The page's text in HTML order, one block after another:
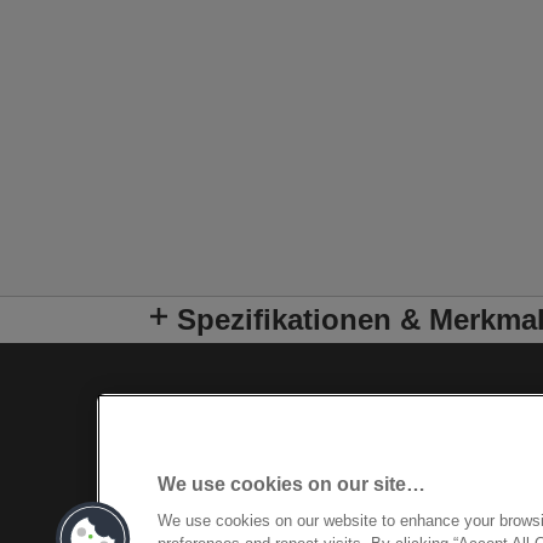
Spezifikationen &
We use cookies on our site…
We use cookies on our website to enhance your